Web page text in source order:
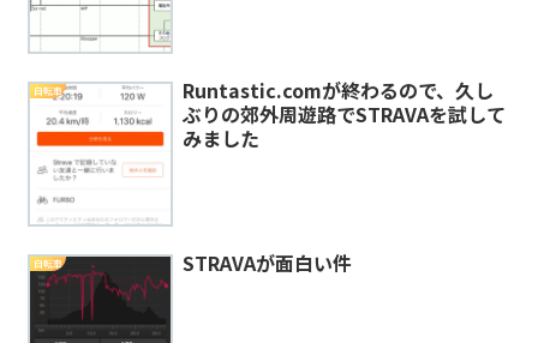
自転車
Runtastic.comが終わるので、久し
ぶりの郊外周遊路でSTRAVAを試して
みました
自転車 STRAVAが面白い件